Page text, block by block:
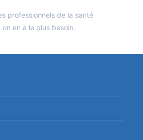
professionnels de la santé
on en a le plus besoin.